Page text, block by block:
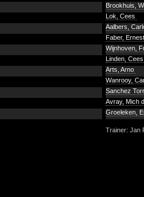
Brookhuis,
Lok, Cees
Aalbers,
Faber,
Wijnhoven,
Linden,
Arts, Arno
Wanrooy,
Sanchez
Avray, Mich
Groeleken,
Trainer: Jan